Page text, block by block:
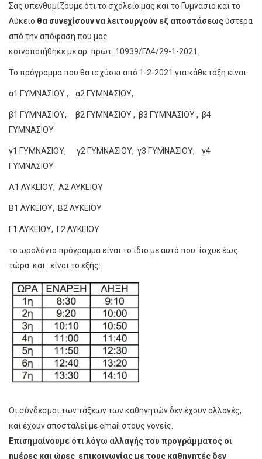
Σας υπενθυμίζουμε ότι το σχολείο μας και το Γυμνάσιο και το
Λύκειο θα συνεχίσουν να λειτουργούν εξ αποστάσεωςύστερα
από την απόφαση που μας
κοινοποιήθηκε με αρ. πρωτ. 10939/ΓΔ4/29-1-2021.
Το πρόγραμμα που θα ισχύσει από 1-2-2021 για κάθε τάξη είναι:
α1 ΓΥΜΝΑΣΙΟΥ, α2 ΓΥΜΝΑΣΙΟΥ,
β1 ΓΥΜΝΑΣΙΟΥ, β2 ΓΥΜΝΑΣΙΟΥ, β3 ΓΥΜΝΑΣΙΟΥ, β4
ΓΥΜΝΑΣΙΟΥ
γ1 ΓΥΜΝΑΣΙΟΥ, γ2 ΓΥΜΝΑΣΙΟΥ, γ3 ΓΥΜΝΑΣΙΟΥ, γ4
ΓΥΜΝΑΣΙΟΥ
Α1 ΛΥΚΕΙΟΥ, Α2 ΛΥΚΕΙΟΥ
Β1 ΛΥΚΕΙΟΥ, Β2 ΛΥΚΕΙΟΥ
Γ1 ΛΥΚΕΙΟΥ, Γ2 ΛΥΚΕΙΟΥ
το ωρολόγιο πρόγραμμα είναι το ίδιο με αυτό που ίσχυε έως
τώρα και είναι το εξής:
Οι σύνδεσμοι των τάξεων των καθηγητών δεν έχουν αλλαγές,
και έχουν αποσταλεί με email στους γονείς.
Επισημαίνουμε ότι λόγω αλλαγής του προγράμματος οι
ημέρες και ώρες επικοινωνίας με τους καθηγητές δεν